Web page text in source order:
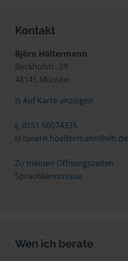
Kontakt
Björn Höltermann
Beckhofstr. 29
48145 Münster
Auf Karte anzeigen
0151 56074335
bjoern.hoeltermann@vlh.de
Zu meinen Öffnungszeiten
Sprachkenntnisse
Wen ich berate